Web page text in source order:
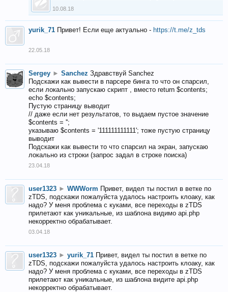
10.08.18
yurik_71 Привет! Если еще актуально - https://t.me/z_tds
22.05.18
Sergey ► Sanchez Здравствуй Sanchez
Подскажи как вывести в парсере бинга то что он спарсил,
если локально запускаю скрипт , вместо return $contents;
echo $contents;
Пустую страницу выводит
// даже если нет результатов, то выдаем пустое значение
$contents = '';
указываю $contents = '111111111111'; тоже пустую страницу
выводит
Подскажи как вывести то что спарсил на экран, запускаю
локально из строки (запрос задал в строке поиска)
23.04.18
user1323 ► WWWorm Привет, видел ты постил в ветке по
zTDS, подскажи пожалуйста удалось настроить клоаку, как
надо? У меня проблема с куками, все переходы в zTDS
прилетают как уникальные, из шаблона видимо api.php
некорректно обрабатывает.
03.04.18
user1323 ► yurik_71 Привет, видел ты постил в ветке по
zTDS, подскажи пожалуйста удалось настроить клоаку, как
надо? У меня проблема с куками, все переходы в zTDS
прилетают как уникальные, из шаблона видите api.php
некорректно обрабатывает.